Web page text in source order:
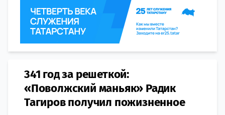
341 год за решеткой:
«Поволжский маньяк» Радик
Тагиров получил пожизненное